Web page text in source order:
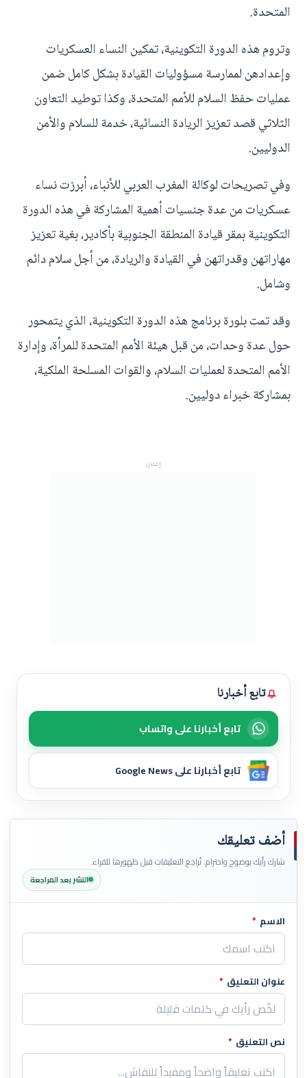
المتحدة.
وتروم هذه الدورة التكوينية، تمكين النساء العسكريات
وإعدادهن لممارسة مسؤوليات القيادة بشكل كامل ضمن
عمليات حفظ السلام للأمم المتحدة، وكذا توطيد التعاون
الثلاثي قصد تعزيز الريادة النسائية، خدمة للسلام والأمن
الدوليين.
وفي تصريحات لوكالة المغرب العربي للأنباء، أبرزت نساء
عسكريات من عدة جنسيات أهمية المشاركة في هذه الدورة
التكوينية بمقر قيادة المنطقة الجنوبية بأكادير، بغية تعزيز
مهاراتهن وقدراتهن في القيادة والريادة، من أجل سلام دائم
وشامل.
وقد تمت بلورة برنامج هذه الدورة التكوينية، الذي يتمحور
حول عدة وحدات، من قبل هيئة الأمم المتحدة للمرأة، وإدارة
الأمم المتحدة لعمليات السلام، والقوات المسلحة الملكية،
بمشاركة خبراء دوليين.
إعلان
تابع أخبارنا
تابع أخبارنا على واتساب
تابع أخبارنا على Google News
أضف تعليقك
شارك رأيك بوضوح واحترام. تُراجع التعليقات قبل ظهورها للقراء.
النشر بعد المراجعة
اترك هذا الحقل فارغاً
الاسم *
عنوان التعليق *
نص التعليق *